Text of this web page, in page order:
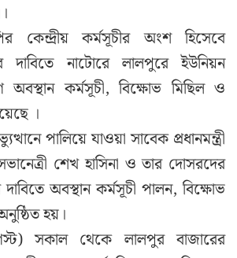
কেন্দ্রীয় কর্মসূচীর অংশ হিসেবে
দাবিতে নাটোরে লালপুরে ইউনিয়ন
অবস্থান কর্মসূচী, বিক্ষোভ মিছিল ও
।
পালিয়ে যাওয়া সাবেক প্রধানমন্ত্রী
শেখ হাসিনা ও তার দোসরদের
দাবিতে অবস্থান কর্মসূচী পালন, বিক্ষোভ
হয়।
সকাল থেকে লালপুর বাজারের